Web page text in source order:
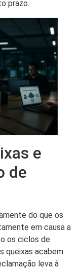
prazo.
e
de
do que os
em causa a
os ciclos de
queixas acabem
leva à